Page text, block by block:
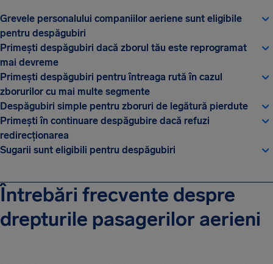
Grevele personalului companiilor aeriene sunt eligibile
pentru despăgubiri
Primești despăgubiri dacă zborul tău este reprogramat
mai devreme
Primești despăgubiri pentru întreaga rută în cazul
zborurilor cu mai multe segmente
Despăgubiri simple pentru zboruri de legătură pierdute
Primești în continuare despăgubire dacă refuzi
redirecționarea
Sugarii sunt eligibili pentru despăgubiri
Întrebări frecvente despre
drepturile pasagerilor aerieni